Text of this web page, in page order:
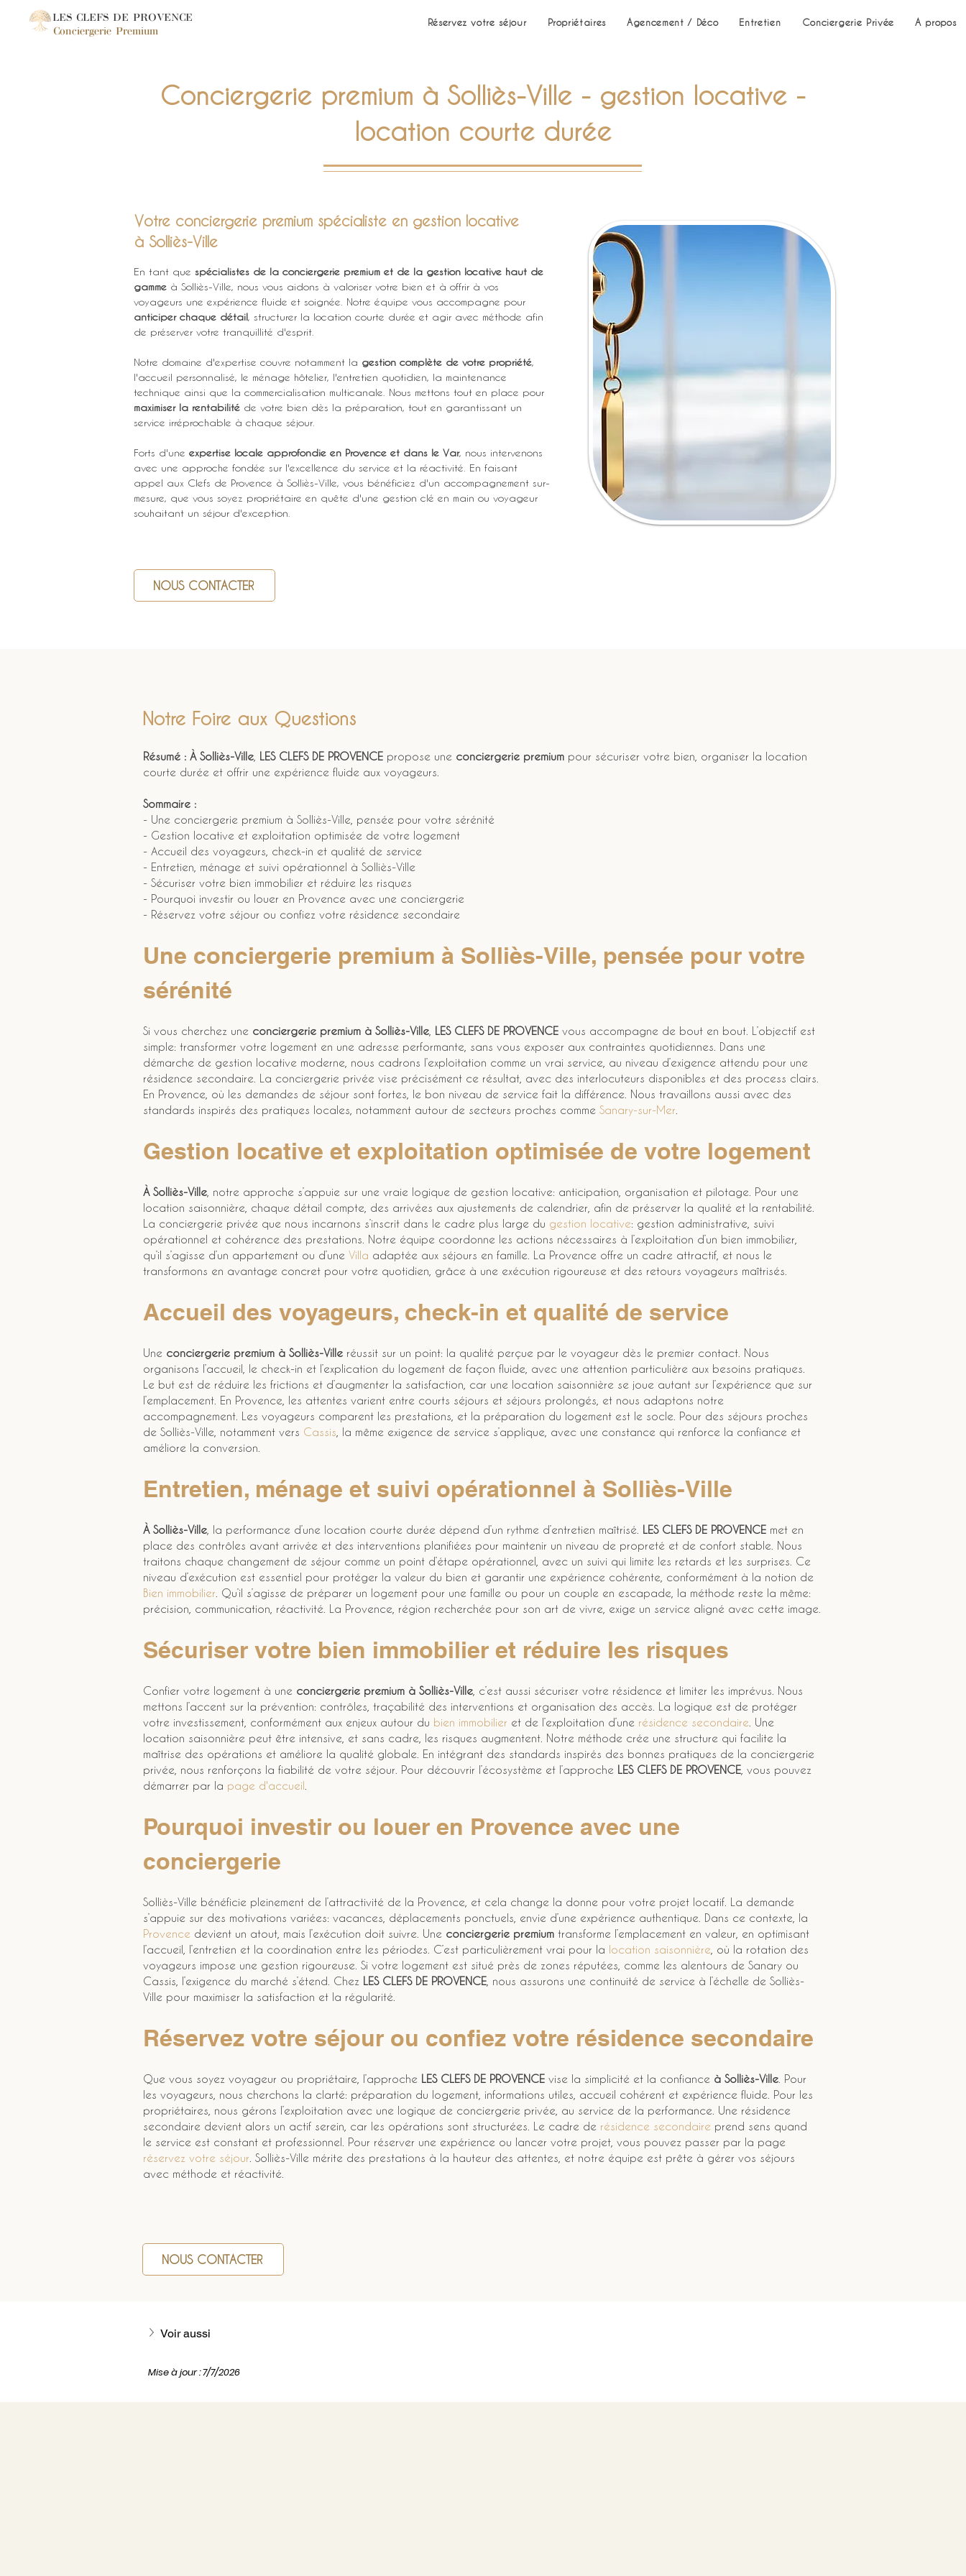
LES CLEFS DE PROVENCE
Conciergerie Premium
Réservez votre séjour Propriétaires Agencement / Déco Entretien Conciergerie Privée A propos
Conciergerie premium à Solliès-Ville - gestion locative -
location courte durée
Votre conciergerie premium spécialiste en gestion locative
à Solliès-Ville
En tant que spécialistes de la conciergerie premium et de la gestion locative haut de
gamme à Solliès-Ville, nous vous aidons à valoriser votre bien et à offrir à vos
voyageurs une expérience fluide et soignée. Notre équipe vous accompagne pour
anticiper chaque détail, structurer la location courte durée et agir avec méthode afin
de préserver votre tranquillité d'esprit.
Notre domaine d'expertise couvre notamment la gestion complète de votre propriété,
l'accueil personnalisé, le ménage hôtelier, l'entretien quotidien, la maintenance
technique ainsi que la commercialisation multicanale. Nous mettons tout en place pour
maximiser la rentabilité de votre bien dès la préparation, tout en garantissant un
service irréprochable à chaque séjour.
Forts d'une expertise locale approfondie en Provence et dans le Var, nous intervenons
avec une approche fondée sur l'excellence du service et la réactivité. En faisant
appel aux Clefs de Provence à Solliès-Ville, vous bénéficiez d'un accompagnement sur-
mesure, que vous soyez propriétaire en quête d'une gestion clé en main ou voyageur
souhaitant un séjour d'exception.
NOUS CONTACTER
Notre Foire aux Questions
Résumé : À Solliès-Ville LES CLEFS DE PROVENCE propose une conciergerie premium pour sécuriser votre bien, organiser la location
courte durée et offrir une expérience fluide aux voyageurs.
Sommaire :
- Une conciergerie premium à Solliès-Ville, pensée pour votre sérénité
- Gestion locative et exploitation optimisée de votre logement
- Accueil des voyageurs, check-in et qualité de service
- Entretien, ménage et suivi opérationnel à Solliès-Ville
- Sécuriser votre bien immobilier et réduire les risques
- Pourquoi investir ou louer en Provence avec une conciergerie
- Réservez votre séjour ou confiez votre résidence secondaire
Une conciergerie premium à Solliès-Ville, pensée pour votre
sérénité
Si vous cherchez une conciergerie premium à Solliès-Ville LES CLEFS DE PROVENCE vous accompagne de bout en bout. L’objectif est
simple: transformer votre logement en une adresse performante, sans vous exposer aux contraintes quotidiennes. Dans une
démarche de gestion locative moderne, nous cadrons l’exploitation comme un vrai service, au niveau d’exigence attendu pour une
résidence secondaire. La conciergerie privée vise précisément ce résultat, avec des interlocuteurs disponibles et des process clairs.
En Provence, où les demandes de séjour sont fortes, le bon niveau de service fait la différence. Nous travaillons aussi avec des
standards inspirés des pratiques locales, notamment autour de secteurs proches comme Sanary-sur-Mer
Gestion locative et exploitation optimisée de votre logement
À Solliès-Ville , notre approche s’appuie sur une vraie logique de gestion locative: anticipation, organisation et pilotage. Pour une
location saisonnière, chaque détail compte, des arrivées aux ajustements de calendrier, afin de préserver la qualité et la rentabilité.
La conciergerie privée que nous incarnons s’inscrit dans le cadre plus large du gestion locative: gestion administrative, suivi
opérationnel et cohérence des prestations. Notre équipe coordonne les actions nécessaires à l’exploitation d’un bien immobilier,
qu’il s’agisse d’un appartement ou d’une Villa adaptée aux séjours en famille. La Provence offre un cadre attractif, et nous le
transformons en avantage concret pour votre quotidien, grâce à une exécution rigoureuse et des retours voyageurs maîtrisés.
Accueil des voyageurs, check-in et qualité de service
Une conciergerie premium à Solliès-Ville réussit sur un point: la qualité perçue par le voyageur dès le premier contact. Nous
organisons l’accueil, le check-in et l’explication du logement de façon fluide, avec une attention particulière aux besoins pratiques.
Le but est de réduire les frictions et d’augmenter la satisfaction, car une location saisonnière se joue autant sur l’expérience que sur
l’emplacement. En Provence, les attentes varient entre courts séjours et séjours prolongés, et nous adaptons notre
accompagnement. Les voyageurs comparent les prestations, et la préparation du logement est le socle. Pour des séjours proches
de Solliès-Ville, notamment vers Cassis , la même exigence de service s’applique, avec une constance qui renforce la confiance et
améliore la conversion.
Entretien, ménage et suivi opérationnel à Solliès-Ville
À Solliès-Ville , la performance d’une location courte durée dépend d’un rythme d’entretien maîtrisé. LES CLEFS DE PROVENCE met en
place des contrôles avant arrivée et des interventions planifiées pour maintenir un niveau de propreté et de confort stable. Nous
traitons chaque changement de séjour comme un point d’étape opérationnel, avec un suivi qui limite les retards et les surprises. Ce
niveau d’exécution est essentiel pour protéger la valeur du bien et garantir une expérience cohérente, conformément à la notion de
Bien immobilier . Qu’il s’agisse de préparer un logement pour une famille ou pour un couple en escapade, la méthode reste la même:
précision, communication, réactivité. La Provence, région recherchée pour son art de vivre, exige un service aligné avec cette image.
Sécuriser votre bien immobilier et réduire les risques
Confier votre logement à une conciergerie premium à Solliès-Ville , c’est aussi sécuriser votre résidence et limiter les imprévus. Nous
mettons l’accent sur la prévention: contrôles, traçabilité des interventions et organisation des accès. La logique est de protéger
votre investissement, conformément aux enjeux autour du bien immobilier et de l’exploitation d’une résidence secondaire . Une
location saisonnière peut être intensive, et sans cadre, les risques augmentent. Notre méthode crée une structure qui facilite la
maîtrise des opérations et améliore la qualité globale. En intégrant des standards inspirés des bonnes pratiques de la conciergerie
privée, nous renforçons la fiabilité de votre séjour. Pour découvrir l’écosystème et l’approche LES CLEFS DE PROVENCE , vous pouvez
démarrer par la page d'accueil
Pourquoi investir ou louer en Provence avec une
conciergerie
Solliès-Ville bénéficie pleinement de l’attractivité de la Provence, et cela change la donne pour votre projet locatif. La demande
s’appuie sur des motivations variées: vacances, déplacements ponctuels, envie d’une expérience authentique. Dans ce contexte, la
Provence devient un atout, mais l’exécution doit suivre. Une conciergerie premium transforme l’emplacement en valeur, en optimisant
l’accueil, l’entretien et la coordination entre les périodes. C’est particulièrement vrai pour la location saisonnière , où la rotation des
voyageurs impose une gestion rigoureuse. Si votre logement est situé près de zones réputées, comme les alentours de Sanary ou
Cassis, l’exigence du marché s’étend. Chez LES CLEFS DE PROVENCE , nous assurons une continuité de service à l’échelle de Solliès-
Ville pour maximiser la satisfaction et la régularité.
Réservez votre séjour ou confiez votre résidence secondaire
Que vous soyez voyageur ou propriétaire, l’approche LES CLEFS DE PROVENCE vise la simplicité et la confiance à Solliès-Ville . Pour
les voyageurs, nous cherchons la clarté: préparation du logement, informations utiles, accueil cohérent et expérience fluide. Pour les
propriétaires, nous gérons l’exploitation avec une logique de conciergerie privée, au service de la performance. Une résidence
secondaire devient alors un actif serein, car les opérations sont structurées. Le cadre de résidence secondaire prend sens quand
le service est constant et professionnel. Pour réserver une expérience ou lancer votre projet, vous pouvez passer par la page
réservez votre séjour . Solliès-Ville mérite des prestations à la hauteur des attentes, et notre équipe est prête à gérer vos séjours
avec méthode et réactivité.
NOUS CONTACTER
Voir aussi
Mise à jour : 7/7/2026